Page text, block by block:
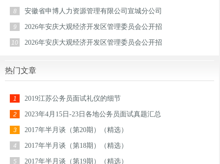
8 安徽省申博人力资源管理有限公司宣城分公司
9 2026年安庆大观经济开发区管理委员会公开招
10 2026年安庆大观经济开发区管理委员会公开招
热门文章
1 2019江苏公务员面试礼仪的细节
2 2023年4月15日-23日各地公务员面试真题汇总
3 2017年半月谈（第20期）（精选）
4 2017年半月谈（第18期）（精选）
5 2017年半月谈（第19期）（精选）